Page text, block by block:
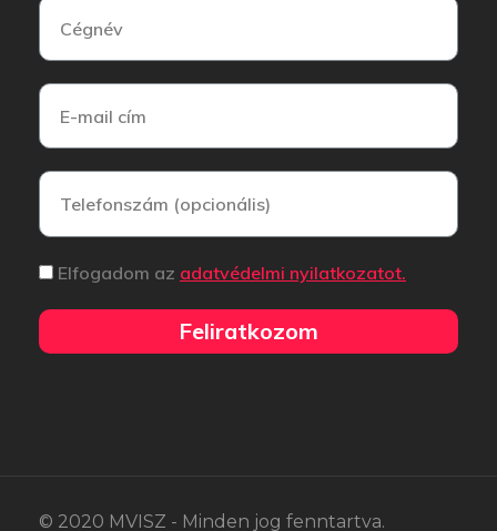
Elfogadom az adatvédelmi nyilatkozatot.
Feliratkozom
© 2020 MVISZ - Minden jog fenntartva.